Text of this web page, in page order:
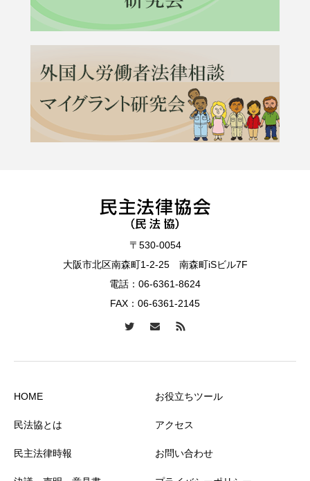
〒530-0054
大阪市北区南森町1-2-25 南森町iSビル7F
電話： 06-6361-8624
FAX：06-6361-2145
HOME
民法協とは
民主法律時報
お役立ちツール
アクセス
お問い合わせ